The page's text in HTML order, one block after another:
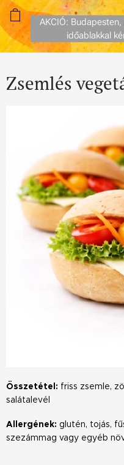
AKCIÓ:
időablakkal
Zsemlés
Összetétel: friss zsemle,
salátalevél
Allergének: glutén, tojás,
szezámmag vagy egyéb